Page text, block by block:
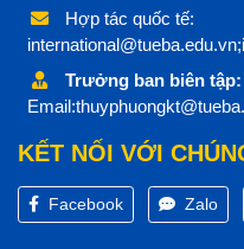
Hợp tác quốc tế:
Trưởng ban biên tập:
KẾT NỐI VỚI
Facebook Zalo